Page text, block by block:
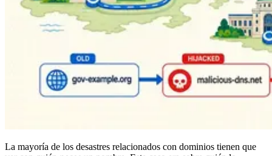
La mayoría de los desastres relacionados con dominios tienen que